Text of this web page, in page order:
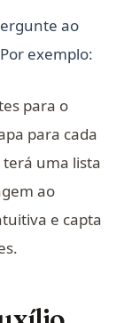
ao
exemplo:
para o
para cada
terá uma lista
ao
e capta